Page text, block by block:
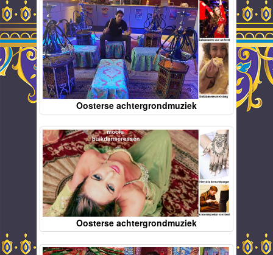
Oosterse achtergrondmuziek
Oosterse achtergrondmuziek